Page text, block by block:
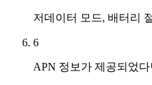
저데이터 모드, 배터리
6
APN 정보가 제공되었